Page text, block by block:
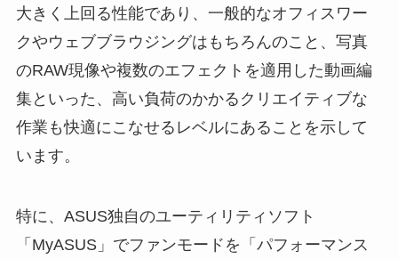
大きく上回る性能であり、一般的なオフィスワー
クやウェブブラウジングはもちろんのこと、写真
のRAW現像や複数のエフェクトを適用した動画編
集といった、高い負荷のかかるクリエイティブな
作業も快適にこなせるレベルにあることを示して
います。
特に、ASUS独自のユーティリティソフト
「MyASUS」でファンモードを「パフォーマンス